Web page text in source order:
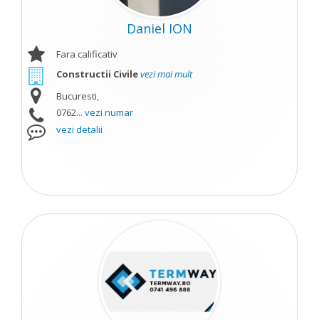
Daniel ION
Fara calificativ
Constructii Civilevezi mai mult
Bucuresti,
0762... vezi numar
vezi detalii